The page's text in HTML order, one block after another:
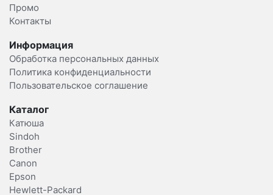
Промо
Контакты
Информация
Обработка персональных данных
Политика конфиденциальности
Пользовательское соглашение
Каталог
Катюша
Sindoh
Brother
Canon
Epson
Hewlett-Packard